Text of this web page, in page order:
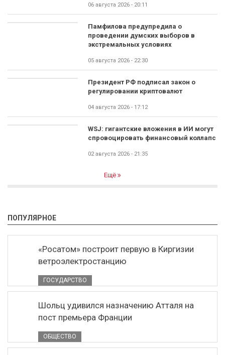
06 августа 2026 - 20:11
Памфилова предупредила о
проведении думских выборов в
экстремальных условиях
05 августа 2026 - 22:30
Президент РФ подписал закон о
регулировании криптовалют
04 августа 2026 - 17:12
WSJ: гигантские вложения в ИИ могут
спровоцировать финансовый коллапс
02 августа 2026 - 21:35
Ещё
ПОПУЛЯРНОЕ
«Росатом» построит первую в Киргизии
ветроэлектростанцию
ГОСУДАРСТВО
Шольц удивился назначению Атталя на
пост премьера Франции
ОБЩЕСТВО